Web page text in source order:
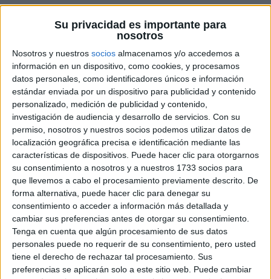
Su privacidad es importante para
nosotros
Nosotros y nuestros socios almacenamos y/o accedemos a
información en un dispositivo, como cookies, y procesamos
datos personales, como identificadores únicos e información
estándar enviada por un dispositivo para publicidad y contenido
personalizado, medición de publicidad y contenido,
investigación de audiencia y desarrollo de servicios. Con su
permiso, nosotros y nuestros socios podemos utilizar datos de
localización geográfica precisa e identificación mediante las
características de dispositivos. Puede hacer clic para otorgarnos
su consentimiento a nosotros y a nuestros 1733 socios para
que llevemos a cabo el procesamiento previamente descrito. De
forma alternativa, puede hacer clic para denegar su
consentimiento o acceder a información más detallada y
cambiar sus preferencias antes de otorgar su consentimiento.
Tenga en cuenta que algún procesamiento de sus datos
personales puede no requerir de su consentimiento, pero usted
tiene el derecho de rechazar tal procesamiento. Sus
preferencias se aplicarán solo a este sitio web. Puede cambiar
Impactante suceso.
Las desapariciones de personas son tragedias que
no solo afectan a quien se pierde, sino también a
aquellos que lo rodean. La incertidumbre, el miedo
y la angustia se apoderan de los familiares y
amigos mientras esperan respuestas, deseando
con todo su ser que el final de la historia sea
distinto. Sin embargo, a veces, la respuesta no
llega en el tiempo esperado, y lo que podría haber
sido una angustiosa espera se convierte en un
golpe definitivo para quienes aún se aferraban a la
esperanza.
Recientemente, la noticia de la desaparición de
Patryk, un polaco que se encontraba de vacaciones
en la provincia de Málaga, ha conmocionado a su
familia y a la comunidad. El hombre, que había sido